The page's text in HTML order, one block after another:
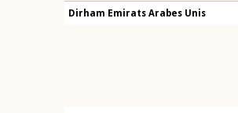
Dirham Emirats Arabes Unis